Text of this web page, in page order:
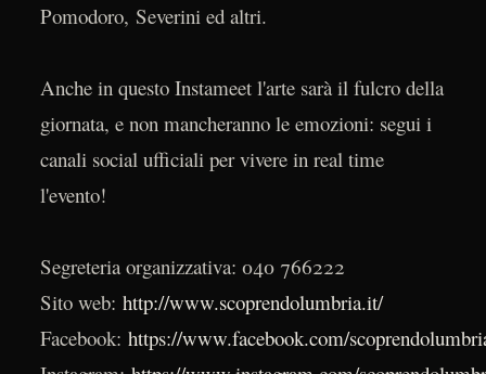
Pomodoro, Severini ed altri.
Anche in questo Instameet l'arte sarà il fulcro della
giornata, e non mancheranno le emozioni: segui i
canali social ufficiali per vivere in real time
l'evento!
Segreteria organizzativa: 040 766222
Sito web: http://www.scoprendolumbria.it/
Facebook: https://www.facebook.com/